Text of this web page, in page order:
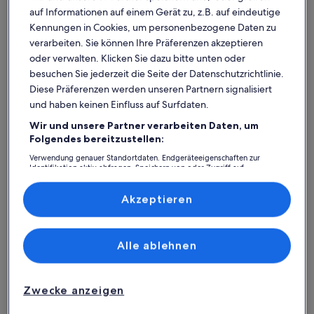
Weitere Infos zu 1-A-LAGE/FREIER BLICK AUF DEN
1-A-LAGE/FREIER BLICK AUF DEN
„GROSSER JASMUNDER
Platz für 6 Gäste · 2 Schlafzimmer · 1+ Badezimmer
8,6 von 10
Hervorragend
hervorragend
49 Bewertungen
(49
10 von
(1
Erlebniswelt SPLASH:
Ferienunterkünfte mit Top-
Bewertung
Weitere Infos zu Direkt hinter der Düne, mit Balkon und
auf Informationen auf einem Gerät zu, z.B. auf eindeutige
Kennungen in Cookies, um personenbezogene Daten zu
verarbeiten. Sie können Ihre Präferenzen akzeptieren
oder verwalten. Klicken Sie dazu bitte unten oder
besuchen Sie jederzeit die Seite der Datenschutzrichtlinie.
Diese Präferenzen werden unseren Partnern signalisiert
und haben keinen Einfluss auf Surfdaten.
Wir und unsere Partner verarbeiten Daten, um
Folgendes bereitzustellen:
Verwendung genauer Standortdaten. Endgeräteeigenschaften zur
Identifikation aktiv abfragen. Speichern von oder Zugriff auf
Inhalte, Messung von Werbeleistung und der Performance von Inhalten,
Zielgruppenforschung sowie Entwicklung und Verbesserung von
Liste der Partner (Lieferanten)
Zwecke anzeigen
Alle ablehnen
Akzeptieren